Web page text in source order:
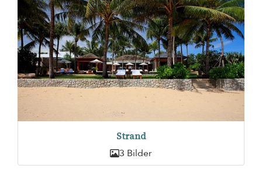
Strand
3 Bilder